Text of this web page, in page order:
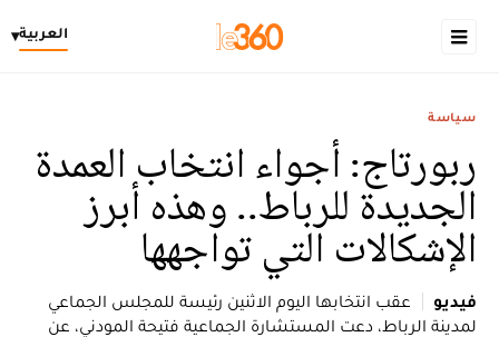
العربية▾
سياسة
ربورتاج: أجواء انتخاب العمدة
الجديدة للرباط.. وهذه أبرز
الإشكالات التي تواجهها
فيديو
عقب انتخابها اليوم الاثنين رئيسة للمجلس الجماعي
لمدينة الرباط، دعت المستشارة الجماعية فتيحة المودني، عن